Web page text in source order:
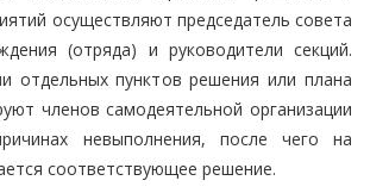
осуществляют председатель совета
(отряда) и руководители секций.
отдельных пунктов решения или плана
членов самодеятельной организации
невыполнения, после чего на
соответствующее решение.